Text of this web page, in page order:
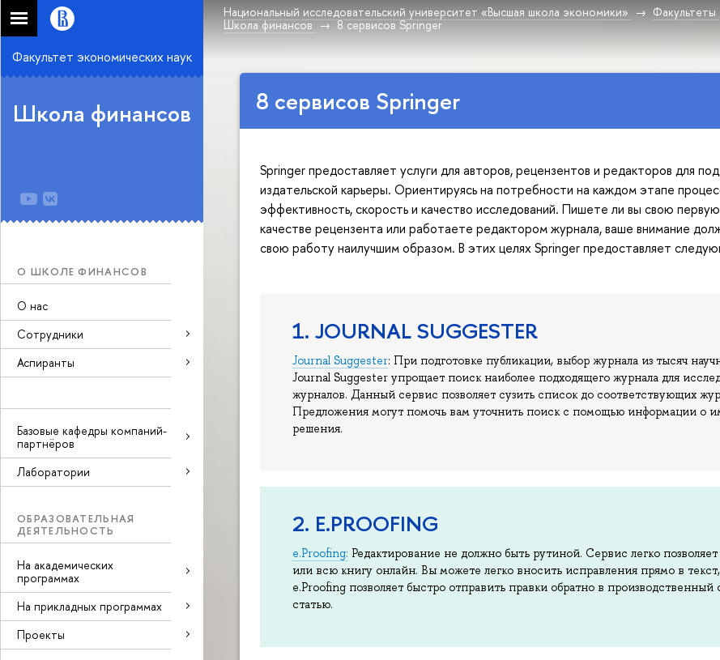
Национальный исследовательский университет «Высшая школа экономики» Факультеты
Школа финансов
8 сервисов Springer
Факультет экономических наук
Школа финансов
О ШКОЛЕ ФИНАНСОВ
О нас
Сотрудники
Аспиранты
Базовые кафедры компаний-
партнёров
Лаборатории
ОБРАЗОВАТЕЛЬНАЯ
ДЕЯТЕЛЬНОСТЬ
На академических
программах
На прикладных программах
Проекты
8 сервисов Springer
Springer предоставляет услуги для авторов, рецензентов и редакторов для
издательской карьеры. Ориентируясь на потребности на каждом этапе
эффективность, скорость и качество исследований. Пишете ли вы свою
качестве рецензента или работаете редактором журнала, ваше внимание
свою работу наилучшим образом. В этих целях Springer предоставляет
1. JOURNAL SUGGESTER
Journal Suggester: При подготовке публикации, выбор журнала из тысяч
Journal Suggester упрощает поиск наиболее подходящего журнала для
журналов. Данный сервис позволяет сузить список до соответствующих
Предложения могут помочь вам уточнить поиск с помощью информации о
решения.
2. E.PROOFING
e.Proofing: Редактирование не должно быть рутиной. Сервис легко
или всю книгу онлайн. Вы можете легко вносить исправления прямо в
e.Proofing позволяет быстро отправить правки обратно в
статью.